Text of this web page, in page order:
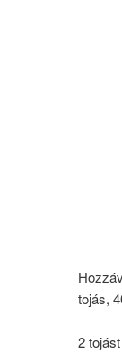
tojás,
2